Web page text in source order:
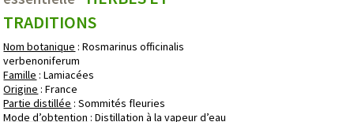
TRADITIONS
Nom botanique : Rosmarinus officinalis
verbenoniferum
Famille : Lamiacées
Origine : France
Partie distillée : Sommités fleuries
Mode d’obtention : Distillation à la vapeur d’eau